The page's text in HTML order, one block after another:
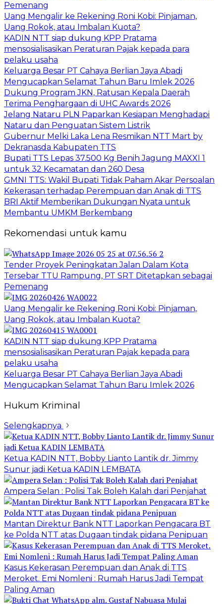
Pemenang
Uang Mengalir ke Rekening Roni Kobi: Pinjaman,
Uang Rokok, atau Imbalan Kuota?
KADIN NTT siap dukung KPP Pratama
mensosialisasikan Peraturan Pajak kepada para
pelaku usaha
Keluarga Besar PT Cahaya Berlian Jaya Abadi
Mengucapkan Selamat Tahun Baru Imlek 2026
Dukung Program JKN, Ratusan Kepala Daerah
Terima Penghargaan di UHC Awards 2026
Jelang Nataru PLN Paparkan Kesiapan Menghadapi
Nataru dan Penguatan Sistem Listrik
Gubernur Melki Laka Lena Resmikan NTT Mart by
Dekranasda Kabupaten TTS
Bupati TTS Lepas 37.500 Kg Benih Jagung MAXXI 1
untuk 32 Kecamatan dan 260 Desa
GMNI TTS: Wakil Bupati Tidak Paham Akar Persoalan
Kekerasan terhadap Perempuan dan Anak di TTS
BRI Aktif Memberikan Dukungan Nyata untuk
Membantu UMKM Berkembang
Rekomendasi untuk kamu
Tender Proyek Peningkatan Jalan Dalam Kota
Tersebar TTU Rampung, PT SRT Ditetapkan sebagai
Pemenang
Uang Mengalir ke Rekening Roni Kobi: Pinjaman,
Uang Rokok, atau Imbalan Kuota?
KADIN NTT siap dukung KPP Pratama
mensosialisasikan Peraturan Pajak kepada para
pelaku usaha
Keluarga Besar PT Cahaya Berlian Jaya Abadi
Mengucapkan Selamat Tahun Baru Imlek 2026
Hukum Kriminal
Selengkapnya
Ketua KADIN NTT, Bobby Lianto Lantik dr. Jimmy
Sunur jadi Ketua KADIN LEMBATA
Ampera Selan : Polisi Tak Boleh Kalah dari Penjahat
Mantan Direktur Bank NTT Laporkan Pengacara BT
ke Polda NTT atas Dugaan tindak pidana Penipuan
Kasus Kekerasan Perempuan dan Anak di TTS
Meroket. Emi Nomleni : Rumah Harus Jadi Tempat
Paling Aman